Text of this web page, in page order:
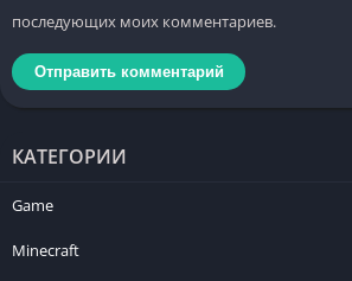
последующих моих комментариев.
КАТЕГОРИИ
Game
Minecraft